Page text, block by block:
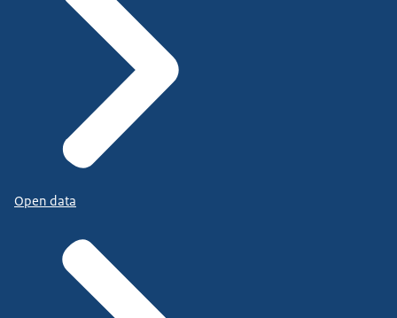
Open data